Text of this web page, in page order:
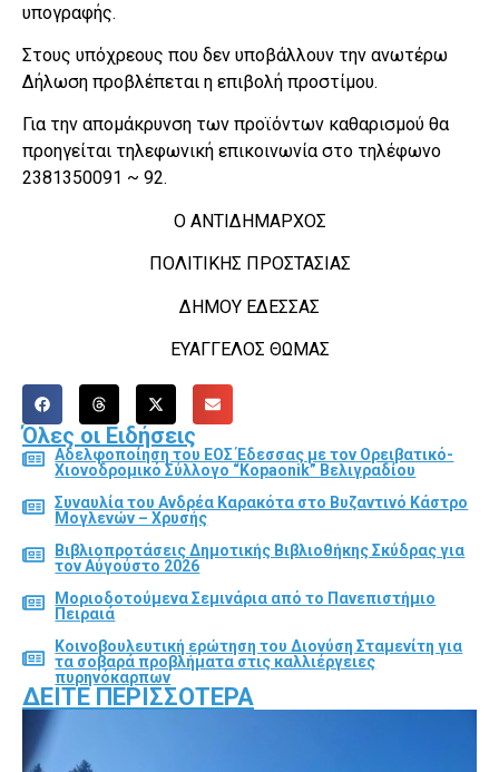
υπογραφής.
Στους υπόχρεους που δεν υποβάλλουν την ανωτέρω
Δήλωση προβλέπεται η επιβολή προστίμου.
Για την απομάκρυνση των προϊόντων καθαρισμού θα
προηγείται τηλεφωνική επικοινωνία στο τηλέφωνο
2381350091 ~ 92.
Ο ΑΝΤΙΔΗΜΑΡΧΟΣ
ΠΟΛΙΤΙΚΗΣ ΠΡΟΣΤΑΣΙΑΣ
ΔΗΜΟΥ ΕΔΕΣΣΑΣ
ΕΥΑΓΓΕΛΟΣ ΘΩΜΑΣ
Όλες οι Ειδήσεις
Αδελφοποίηση του ΕΟΣ Έδεσσας με τον Ορειβατικό-
Χιονοδρομικό Σύλλογο “Kopaonik” Βελιγραδίου
Συναυλία του Ανδρέα Καρακότα στο Βυζαντινό Κάστρο
Μογλενών – Χρυσής
Βιβλιοπροτάσεις Δημοτικής Βιβλιοθήκης Σκύδρας για
τον Αύγούστο 2026
Μοριοδοτούμενα Σεμινάρια από το Πανεπιστήμιο
Πειραιά
Κοινοβουλευτική ερώτηση του Διονύση Σταμενίτη για
τα σοβαρά προβλήματα στις καλλιέργειες
πυρηνόκαρπων
ΔΕΊΤΕ ΠΕΡΙΣΣΌΤΕΡΑ